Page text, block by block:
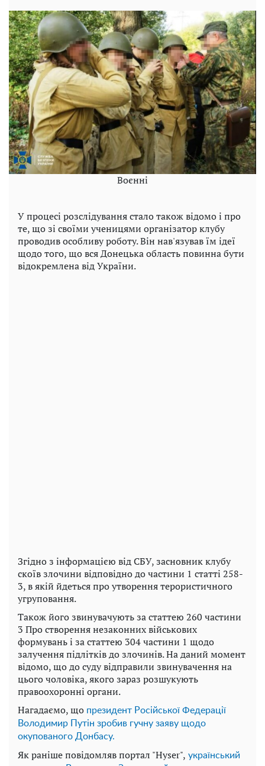
Воєнні
У процесі розслідування стало також відомо і про
те, що зі своїми ученицями організатор клубу
проводив особливу роботу. Він нав'язував їм ідеї
щодо того, що вся Донецька область повинна бути
відокремлена від України.
Згідно з інформацією від СБУ, засновник клубу
скоїв злочини відповідно до частини 1 статті 258-
3, в якій йдеться про утворення терористичного
угруповання.
Також його звинувачують за статтею 260 частини
3 Про створення незаконних військових
формувань і за статтею 304 частини 1 щодо
залучення підлітків до злочинів. На даний момент
відомо, що до суду відправили звинувачення на
цього чоловіка, якого зараз розшукують
правоохоронні органи.
Нагадаємо, що президент Російської Федерації
Володимир Путін зробив гучну заяву щодо
окупованого Донбасу.
Як раніше повідомляв портал "Hyser", український